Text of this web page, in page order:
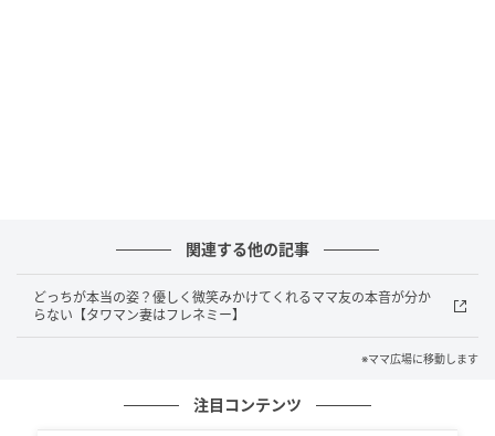
お互い様とはいえ、律が拓也くんにケガをさせてしま
ったことを謝罪しに行くと、みのりちゃんも同じ気持
ちだったようで向こうからも謝ってくれました。子ど
マンションなのに、みのりちゃんの家はなんて広いの
関連する他の記事
どっちが本当の姿？優しく微笑みかけてくれるママ友の本音が分か
らない【タワマン妻はフレネミー】
※ママ広場に移動します
注目コンテンツ